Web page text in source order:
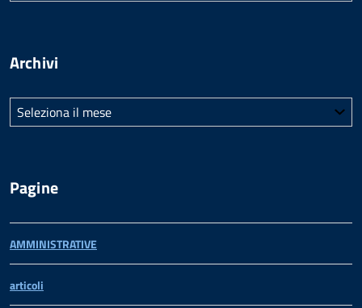
Archivi
Archivi
Pagine
AMMINISTRATIVE
articoli